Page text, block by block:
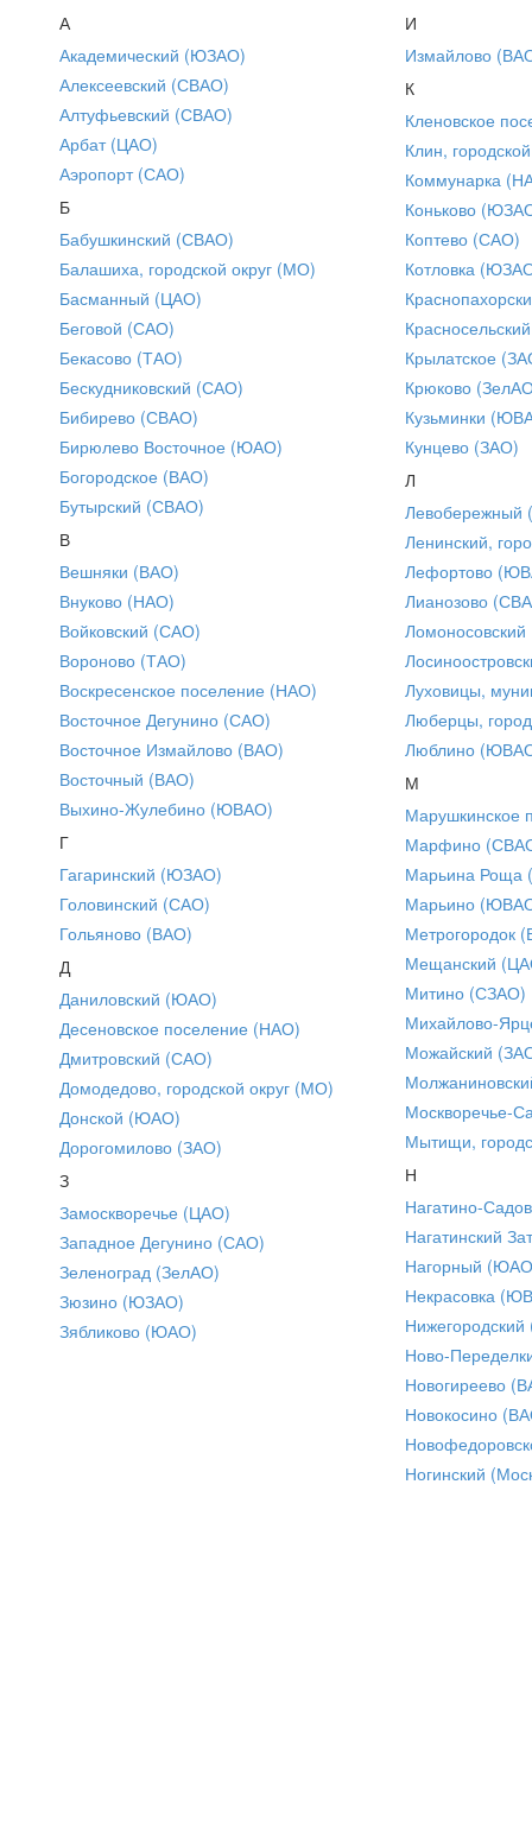
А
Академический (ЮЗАО)
Алексеевский (СВАО)
Алтуфьевский (СВАО)
Арбат (ЦАО)
Аэропорт (САО)
Б
Бабушкинский (СВАО)
Балашиха, городской округ (МО)
Басманный (ЦАО)
Беговой (САО)
Бекасово (ТАО)
Бескудниковский (САО)
Бибирево (СВАО)
Бирюлево Восточное (ЮАО)
Богородское (ВАО)
Бутырский (СВАО)
В
Вешняки (ВАО)
Внуково (НАО)
Войковский (САО)
Вороново (ТАО)
Воскресенское поселение (НАО)
Восточное Дегунино (САО)
Восточное Измайлово (ВАО)
Восточный (ВАО)
Выхино-Жулебино (ЮВАО)
Г
Гагаринский (ЮЗАО)
Головинский (САО)
Гольяново (ВАО)
Д
Даниловский (ЮАО)
Десеновское поселение (НАО)
Дмитровский (САО)
Домодедово, городской округ (МО)
Донской (ЮАО)
Дорогомилово (ЗАО)
З
Замоскворечье (ЦАО)
Западное Дегунино (САО)
Зеленоград (ЗелАО)
Зюзино (ЮЗАО)
Зябликово (ЮАО)
И
Измайлово
К
Кленовское
Клин,
Коммунарка
Коньково
Коптево (САО)
Котловка
Крылатское
Крюково
Кузьминки
Кунцево (ЗАО)
Л
Ленинский,
Лефортово
Лианозово
Луховицы,
Люберцы,
Люблино
М
Марушкинское
Марфино
Марьина Роща
Марьино
Метрогородок
Мещанский
Митино (СЗАО)
Михайлово-
Можайский
Москворечье-
Мытищи,
Н
Нагатино-
Нагатинский
Нагорный
Некрасовка
Ново-
Новогиреево
Новокосино
Ногинский